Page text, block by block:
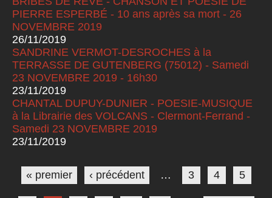
PIERRE ESPERBÉ - 10 ans après sa mort - 26
NOVEMBRE 2019
26/11/2019
SANDRINE VERMOT-DESROCHES à la
TERRASSE DE GUTENBERG (75012) - Samedi
23 NOVEMBRE 2019 - 16h30
23/11/2019
CHANTAL DUPUY-DUNIER - POESIE-MUSIQUE
à la Librairie des VOLCANS - Clermont-Ferrand -
Samedi 23 NOVEMBRE 2019
23/11/2019
Pages
« premier ‹ précédent … 3 4 5